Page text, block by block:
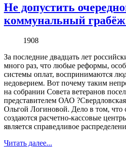
Не допустить
коммунальный
1908
За последние двадцать лет
много раз, что любые реформы,
системы оплат, воспринимаются
недоверием. Вот почему таким
на собрании Совета ветеранов
представителем ОАО
Ольгой Логиновой. Дело в том, что
создаются расчетно-кассовые
является справедливое
Читать далее...